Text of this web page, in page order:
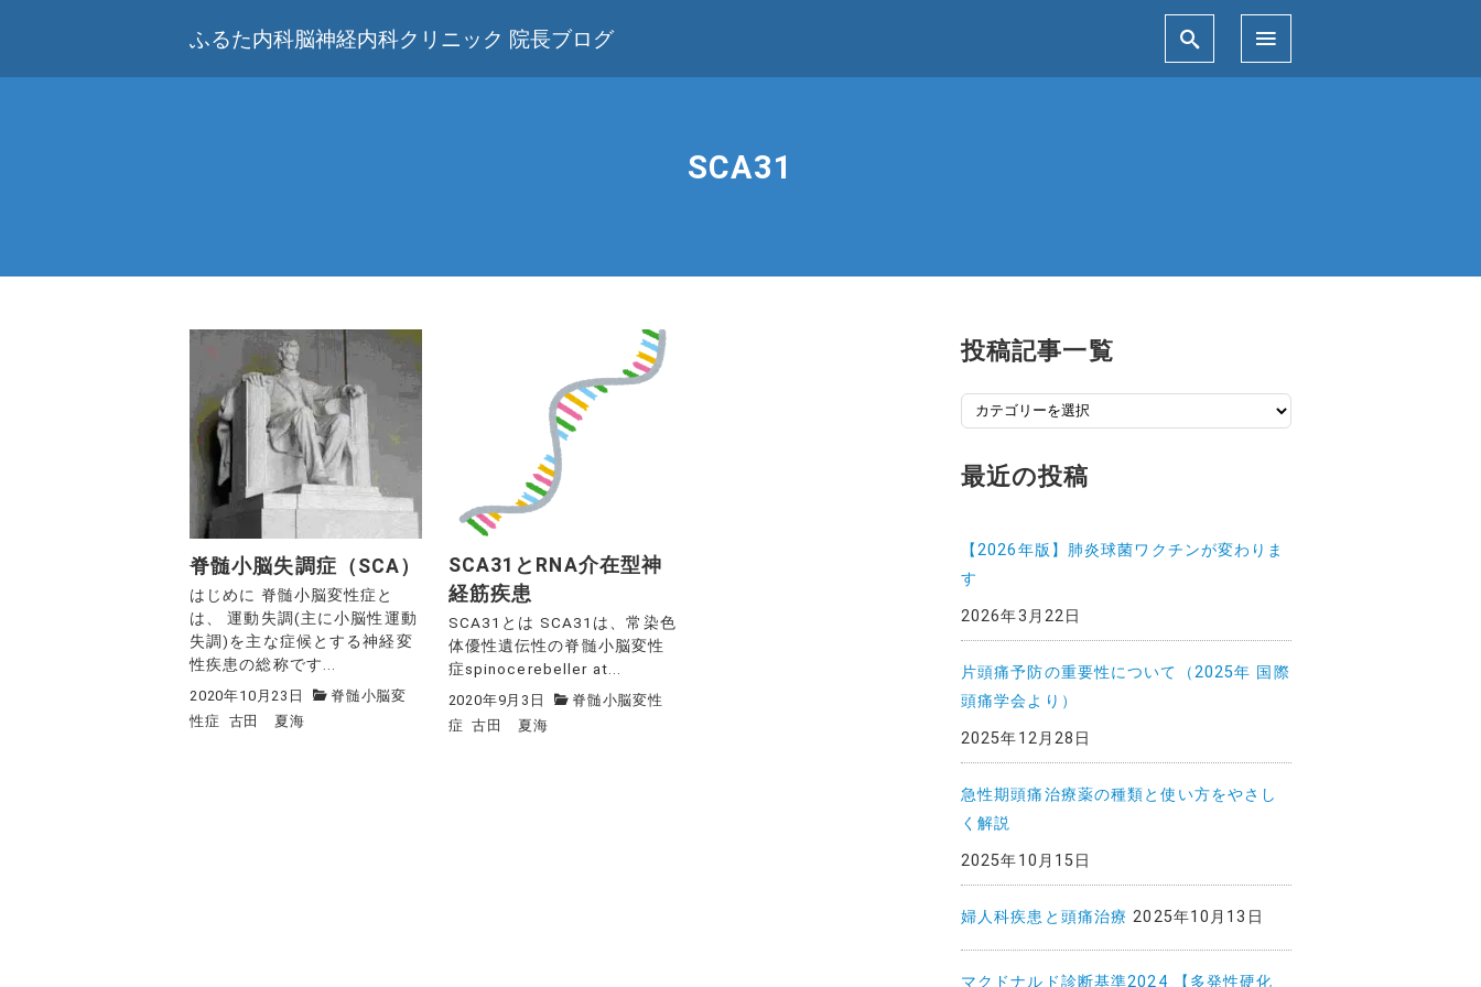
ふるた内科脳神経内科クリニック 院長ブログ
SCA31
脊髄小脳失調症（SCA）
はじめに 脊髄小脳変性症と
は、 運動失調(主に小脳性運動
失調)を主な症候とする神経変
性疾患の総称です...
2020年10月23日
脊髄小脳変
性症
古田 夏海
SCA31とRNA介在型神
経筋疾患
SCA31とは SCA31は、常染色
体優性遺伝性の脊髄小脳変性
症spinocerebeller at...
2020年9月3日
脊髄小脳変性
症
古田 夏海
投稿記事一覧
投
稿
記
事
覧
最近の投稿
【2026年版】肺炎球菌ワクチンが変わりま
す
2026年3月22日
片頭痛予防の重要性について（2025年 国際
頭痛学会より）
2025年12月28日
急性期頭痛治療薬の種類と使い方をやさし
く解説
2025年10月15日
婦人科疾患と頭痛治療 2025年10月13日
マクドナルド診断基準2024 【多発性硬化